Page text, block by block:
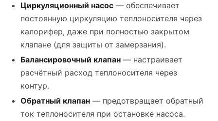
Циркуляционный насос — обеспечивает
постоянную циркуляцию теплоносителя через
калорифер, даже при полностью закрытом
клапане (для защиты от замерзания).
Балансировочный клапан — настраивает
расчётный расход теплоносителя через
контур.
Обратный клапан — предотвращает обратный
ток теплоносителя при остановке насоса.